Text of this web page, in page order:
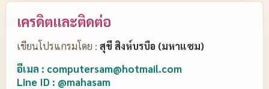
เครดิตและติดต่อ
เขียนโปรแกรมโดย : สุขี สิงห์บรบือ (มหาแซม)
อีเมล : computersam@hotmail.com
Line ID : @mahasam